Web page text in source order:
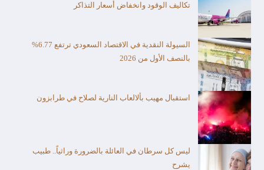
تكاليف الوقود وانخفاض أسعار التذاكر
السيولة النقدية في الاقتصاد السعودي ترتفع 6.77%
بالنصف الأول من 2026
استقبال مهيب بألالعاب النارية لصلاح في طرابزون
ليس كل سرطان في العائلة بالضرورة وراثياً.. طبيب
يشرح